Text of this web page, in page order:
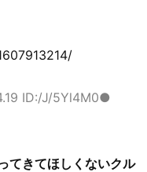
ID:/J/5Yl4M0●
てきてほしくないクル